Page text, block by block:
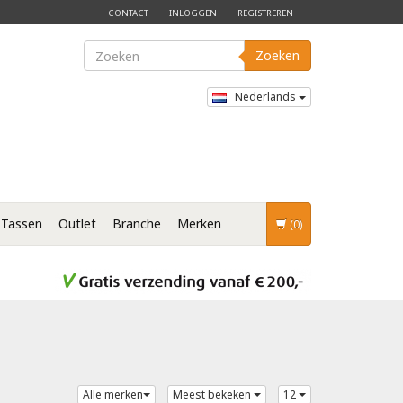
CONTACT INLOGGEN REGISTREREN
Zoeken
Nederlands
Tassen Outlet Branche Merken (0)
Alle merken Meest bekeken 12